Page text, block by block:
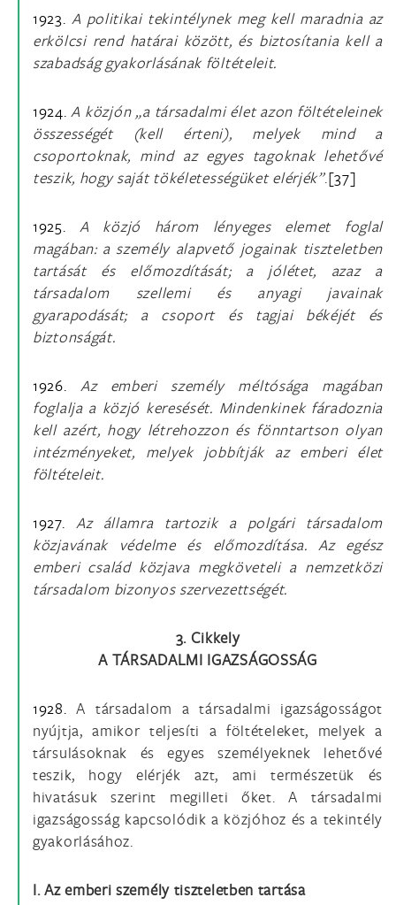
1923. A politikai tekintélynek meg kell maradnia az
erkölcsi rend határai között, és biztosítania kell a
szabadság gyakorlásának föltételeit.
1924. A közjón „a társadalmi élet azon föltételeinek
összességét (kell érteni), melyek mind a
csoportoknak, mind az egyes tagoknak lehetővé
teszik, hogy saját tökéletességüket elérjék”.[37]
1925.
A közjó három lényeges elemet foglal
magában: a személy alapvető jogainak tiszteletben
tartását és előmozdítását; a jólétet, azaz a
társadalom szellemi és anyagi javainak
gyarapodását; a csoport és tagjai békéjét és
biztonságát.
1926.
Az emberi személy méltósága magában
foglalja a közjó keresését. Mindenkinek fáradoznia
kell azért, hogy létrehozzon és fönntartson olyan
intézményeket, melyek jobbítják az emberi élet
föltételeit.
1927. Az államra tartozik a polgári társadalom
közjavának védelme és előmozdítása. Az egész
emberi család közjava megköveteli a nemzetközi
társadalom bizonyos szervezettségét.
3. Cikkely
A TÁRSADALMI IGAZSÁGOSSÁG
1928. A társadalom a társadalmi igazságosságot
nyújtja, amikor teljesíti a föltételeket, melyek a
társulásoknak és egyes személyeknek lehetővé
teszik, hogy elérjék azt, ami természetük és
hivatásuk szerint megilleti őket. A társadalmi
igazságosság kapcsolódik a közjóhoz és a tekintély
gyakorlásához.
I. Az emberi személy tiszteletben tartása